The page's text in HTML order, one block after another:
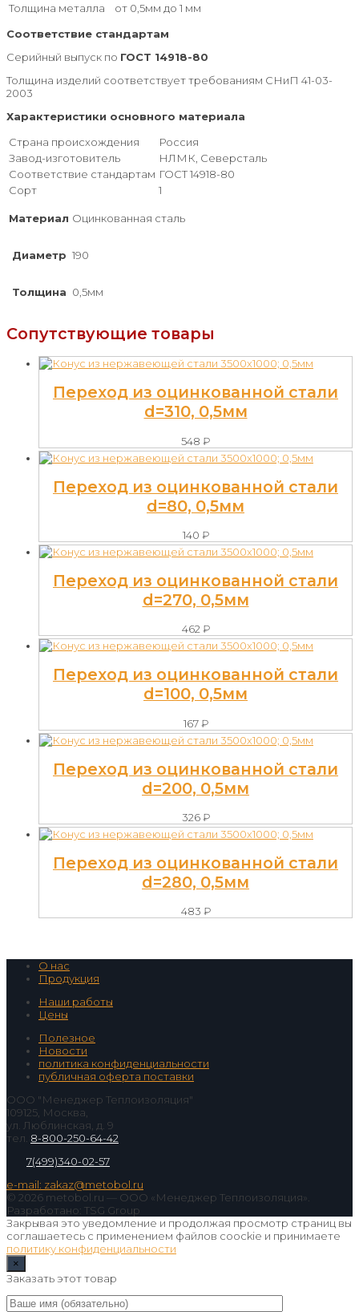
Толщина металла
от 0,5мм до 1 мм
Соответствие стандартам
Серийный выпуск по ГОСТ 14918-80
Толщина изделий соответствует требованиям СНиП 41-03-
2003
Характеристики основного материала
Страна происхождения
Россия
Завод-изготовитель
НЛМК, Северсталь
Соответствие стандартам ГОСТ 14918-80
Сорт
1
Материал Оцинкованная сталь
Диаметр 190
Толщина 0,5мм
Сопутствующие товары
Переход из оцинкованной стали
d=310, 0,5мм
548 ₽
Переход из оцинкованной стали
d=80, 0,5мм
140 ₽
Переход из оцинкованной стали
d=270, 0,5мм
462 ₽
Переход из оцинкованной стали
d=100, 0,5мм
167₽
Переход из оцинкованной стали
d=200, 0,5мм
326₽
Переход из оцинкованной стали
d=280, 0,5мм
483 ₽
О нас
Продукция
Наши работы
Цены
Полезное
Новости
политика конфиденциальности
публичная оферта поставки
ООО "Менеджер Теплоизоляция"
109125, Москва,
ул. Люблинская, д. 9
тел. 8-800-250-64-42
7(499)340-02-57
e-mail: zakaz@metobol.ru
© 2026 metobol.ru — ООО «Менеджер Теплоизоляция».
Разработано: TSG Group
Закрывая это уведомление и продолжая просмотр страниц вы
соглашаетесь с применением файлов coockie и принимаете
политику конфиденциальности
×
Заказать этот товар